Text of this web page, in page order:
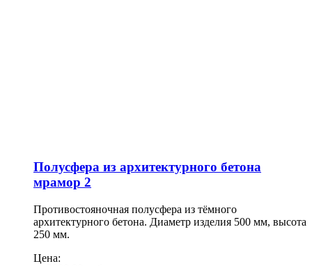
Полусфера из архитектурного бетона
мрамор 2
Противостояночная полусфера из тёмного
архитектурного бетона. Диаметр изделия 500 мм, высота
250 мм.
Цена: